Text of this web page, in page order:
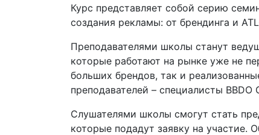
Курс представляет собой серию
создания рекламы: от брендинга и
Преподавателями школы станут
которые работают на рынке уже не
больших брендов, так и
преподавателей – специалисты
Слушателями школы смогут стать
которые подадут заявку на участие.